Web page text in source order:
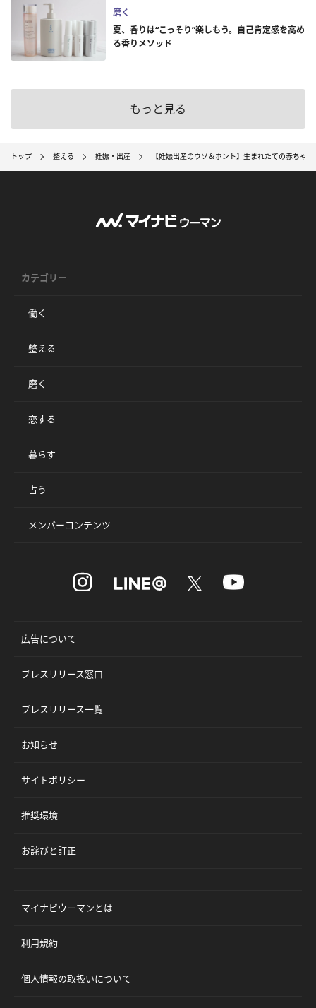
磨く
夏、香りは“こっそり”楽しもう。自己肯定感を高め
る香りメソッド
もっと見る
トップ 整える 妊娠・出産 【妊娠出産のウソ＆ホント】生まれたての赤ちゃ
カテゴリー
働く
整える
磨く
恋する
暮らす
占う
メンバーコンテンツ
広告について
プレスリリース窓口
プレスリリース一覧
お知らせ
サイトポリシー
推奨環境
お詫びと訂正
マイナビウーマンとは
利用規約
個人情報の取扱いについて